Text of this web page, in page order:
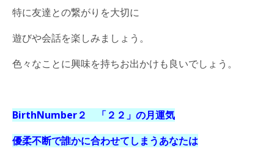
特に友達との繋がりを大切に
遊びや会話を楽しみましょう。
色々なことに興味を持ちお出かけも良いでしょう。
BirthNumber２ 「２２」の月運気
優柔不断で誰かに合わせてしまうあなたは